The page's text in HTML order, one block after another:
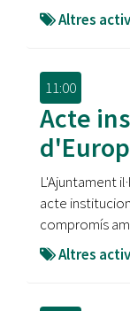
Altres
11:00
Acte
L'Ajuntament
acte
compromís
Altres